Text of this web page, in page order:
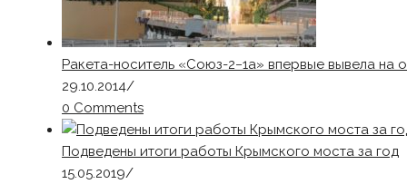
Ракета-носитель «Союз-2−1а» впервые вывела на
29.10.2014/
0 Comments
Подведены итоги работы Крымского моста за год
15.05.2019/